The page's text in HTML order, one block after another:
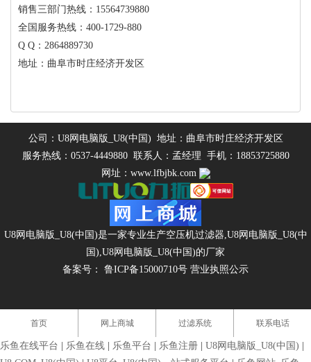
销售三部门热线：15564739880
全国服务热线：400-1729-880
Q Q：2864889730
地址：曲阜市时庄经济开发区
公司：U8网电脑版_U8(中国) 地址：曲阜市时庄经济开发区
服务热线：0537-4449880 联系人：孟经理 手机：18853725880
网址：www.lfbjbk.com
U8网电脑版_U8(中国)是一家专业生产空压机过滤器,U8网电脑版_U8(中
国),U8网电脑版_U8(中国)的厂家
备案号：
鲁ICP备15000710号 营业执照公示
首页 网上商城 过滤系统 联系电话
乐鱼在线平台 乐鱼在线 乐鱼平台 乐鱼注册 U8网电脑版_U8(中国)